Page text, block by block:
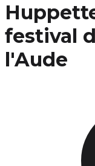
festival
l'Aude